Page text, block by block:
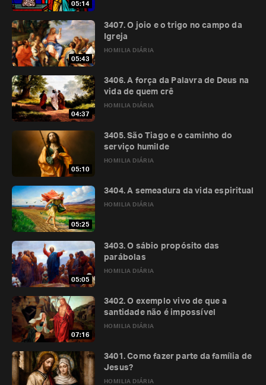
05:14
05:43
HOMILIA DIÁRIA
3407. O joio e o trigo no campo da
Igreja
04:37
HOMILIA DIÁRIA
3406. A força da Palavra de Deus na
vida de quem crê
05:10
HOMILIA DIÁRIA
3405. São Tiago e o caminho do
serviço humilde
05:25
HOMILIA DIÁRIA
3404. A semeadura da vida espiritual
05:05
HOMILIA DIÁRIA
3403. O sábio propósito das
parábolas
07:16
HOMILIA DIÁRIA
3402. O exemplo vivo de que a
santidade não é impossível
HOMILIA DIÁRIA
3401. Como fazer parte da família de
Jesus?